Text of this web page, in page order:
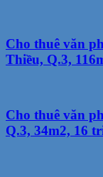
Cho thuê văn
Thiều, Q.3,
Cho thuê văn
Q.3, 34m2, 16